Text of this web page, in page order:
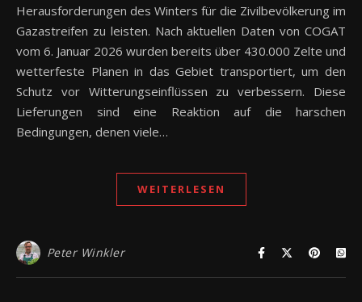
Herausforderungen des Winters für die Zivilbevölkerung im
Gazastreifen zu leisten. Nach aktuellen Daten von COGAT
vom 6. Januar 2026 wurden bereits über 430.000 Zelte und
wetterfeste Planen in das Gebiet transportiert, um den
Schutz vor Witterungseinflüssen zu verbessern. Diese
Lieferungen sind eine Reaktion auf die harschen
Bedingungen, denen viele…
WEITERLESEN
Peter Winkler